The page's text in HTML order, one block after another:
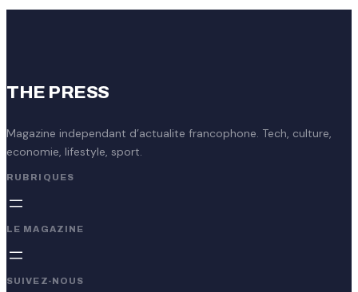
THE PRESS
Magazine independant d’actualite francophone. Tech, culture,
economie, lifestyle, sport.
RUBRIQUES
LE MAGAZINE
SUIVEZ-NOUS